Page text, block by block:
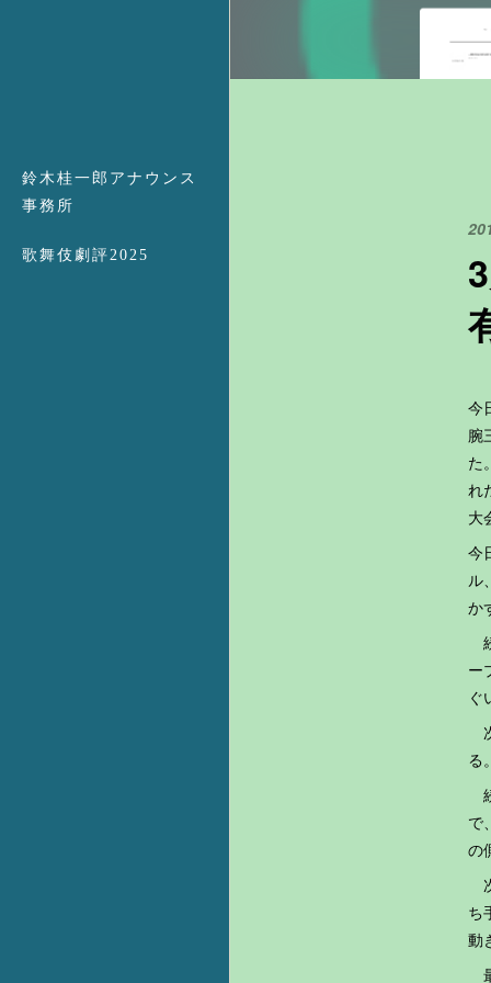
鈴木桂一郎アナウンス
事務所
歌舞伎劇評2025
今
腕
た
れ
大
今
ル
か
ー
ぐ
る
で
の
ち
動